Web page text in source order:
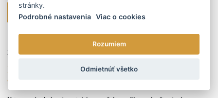
viac
29.11.2023
Kategorizácia zdravotníckych pomôcok bez referenčných
cien z EÚ
stránky.
Podrobné nastavenia
Viac o cookies
Rozumiem
Odmietnúť všetko